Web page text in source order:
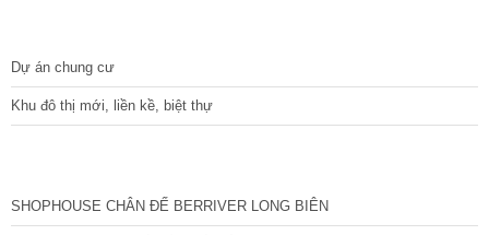
Dự án chung cư
Khu đô thị mới, liền kề, biệt thự
SHOPHOUSE CHÂN ĐẾ BERRIVER LONG BIÊN